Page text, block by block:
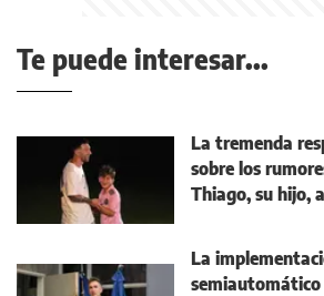
Te puede interesar...
La tremenda
sobre los
Thiago, su hijo,
La